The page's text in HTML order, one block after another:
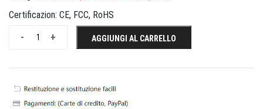
Certificazion: CE, FCC, RoHS
+
- AGGIUNGI AL CARRELLO